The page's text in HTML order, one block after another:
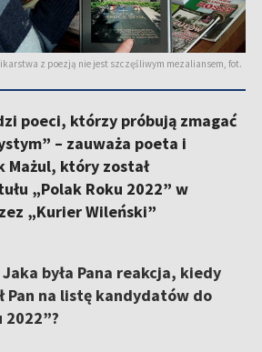
z poezją nie jest szczęśliwym mezaliansem, fot.
poeci, którzy próbują zmagać
– zauważa poeta i
Mażul, który został
„Polak Roku 2022” w
„Kurier Wileński”
była Pana reakcja, kiedy
Pan na listę kandydatów do
2022”?